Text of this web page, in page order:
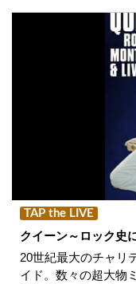
TAP the LIVE
クイーン～ロック史
20世紀最大のチャリ
イド。数々の超大物